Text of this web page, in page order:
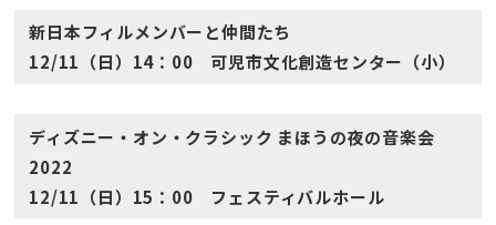
新日本フィルメンバーと仲間たち
12/11（日）14：00 可児市文化創造センター（小）
ディズニー・オン・クラシック まほうの夜の音楽会
2022
12/11（日）15：00 フェスティバルホール